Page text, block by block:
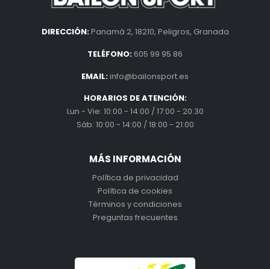
DIRECCIÓN:Panamá 2, 18210, Peligros, Granada
TELÉFONO: 605 99 95 86
EMAIL:info@bailonsport.es
HORARIOS DE ATENCIÓN:
Lun - Vie: 10:00 - 14:00 / 17:00 - 20:30
Sáb: 10:00 - 14:00 / 18:00 - 21:00
MÁS INFORMACIÓN
Política de privacidad
Política de cookies
Términos y condiciones
Preguntas frecuentes